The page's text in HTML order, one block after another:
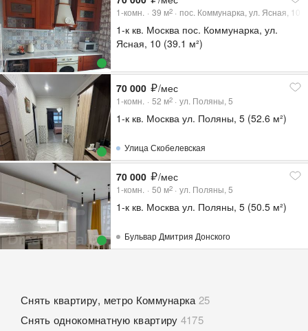
1-комн. 39 м2 пос. Коммунарка, ул. Ясная, 10
1-к кв. Москва пос. Коммунарка, ул.
Ясная, 10 (39.1 м²)
70 000 /мес
1-комн. 52 м2 ул. Поляны, 5
1-к кв. Москва ул. Поляны, 5 (52.6 м²)
Улица Скобелевская
70 000 /мес
1-комн. 50 м2 ул. Поляны, 5
1-к кв. Москва ул. Поляны, 5 (50.5 м²)
Бульвар Дмитрия Донского
Снять квартиру, метро Коммунарка 25
Снять однокомнатную квартиру 4175